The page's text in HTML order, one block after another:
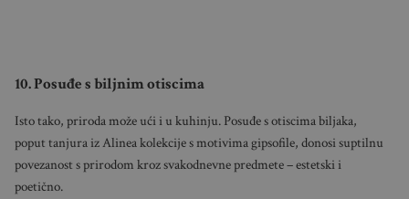
10. Posuđe s biljnim otiscima
Isto tako, priroda može ući i u kuhinju. Posuđe s otiscima biljaka,
poput tanjura iz Alinea kolekcije s motivima gipsofile, donosi suptilnu
povezanost s prirodom kroz svakodnevne predmete – estetski i
poetično.